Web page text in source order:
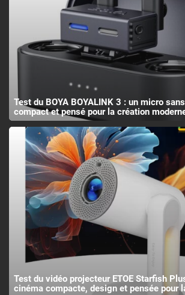
Test du BOYA BOYALINK 3 : un micro
compact et pensé pour la création
Test du vidéo projecteur ETOE Starfish
cinéma compacte, design et pensée pour